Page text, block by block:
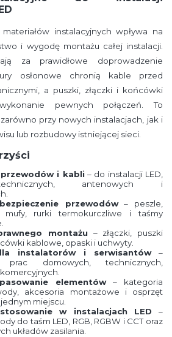
instalacyjnych wpływa na
i wygodę montażu całej instalacji.
za prawidłowe doprowadzenie
osłonowe chronią kable przed
a puszki, złączki i końcówki
pewnych połączeń. To
przy nowych instalacjach, jak i
lub rozbudowy istniejącej sieci.
i kabli– do instalacji LED,
antenowych i
przewodów– peszle,
mufy, rurki termokurczliwe i taśmy
montażu – złączki, puszki
kablowe, opaski i uchwyty.
instalatorów i serwisantów–
domowych, technicznych,
elementów– kategoria
akcesoria montażowe i osprzęt
miejscu.
w instalacjach LED –
do taśm LED, RGB, RGBW i CCT oraz
układów zasilania.